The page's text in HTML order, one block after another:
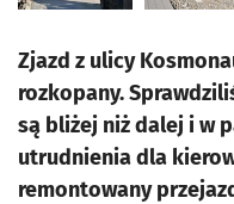
Zjazd z ulicy
rozkopany.
są bliżej niż dalej i w
utrudnienia dla
remontowany